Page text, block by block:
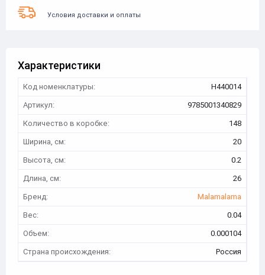
Условия доставки и оплаты
Характеристики
Код номенклатуры:
Н440014
Артикул:
9785001340829
Количество в коробке:
148
Ширина, см:
20
Высота, см:
0.2
Длина, см:
26
Бренд:
Malamalama
Вес:
0.04
Объем:
0.000104
Страна происхождения:
Россия